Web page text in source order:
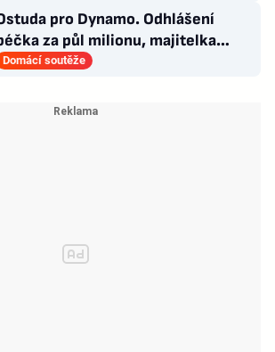
pro Dynamo. Odhlášení
za půl milionu, majitelka
nabídku kraje
Domácí soutěže